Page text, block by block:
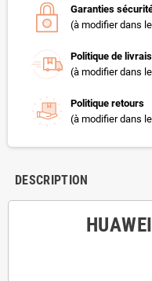
Garanties
(à modifier dans
Politique de
(à modifier dans
Politique retours
(à modifier dans
DESCRIPTION